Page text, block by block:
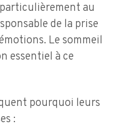
au
de la prise
Le sommeil
essentiel à ce
pourquoi leurs
: